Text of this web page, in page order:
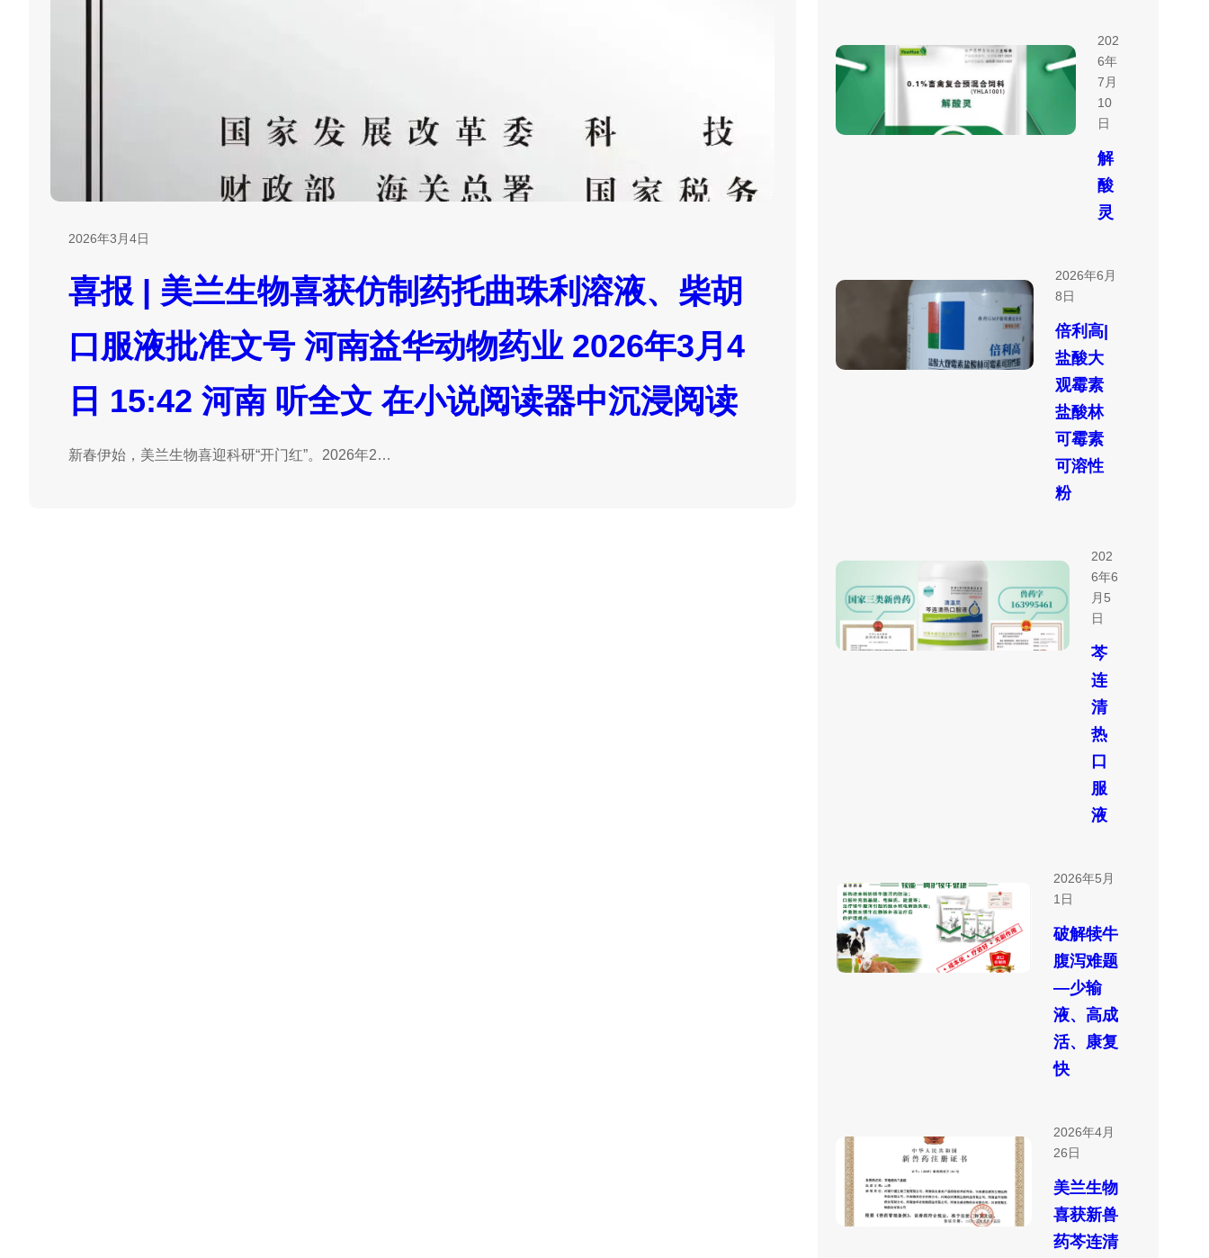
2026年3月4日
喜报 | 美兰生物喜获仿制药托曲珠利溶液、柴胡
口服液批准文号 河南益华动物药业 2026年3月4
日 15:42 河南 听全文 在小说阅读器中沉浸阅读
新春伊始，美兰生物喜迎科研“开门红”。2026年2…
202
6年
7月
10
日
解
酸
灵
2026年6月
8日
倍利高|
盐酸大
观霉素
盐酸林
可霉素
可溶性
粉
202
6年6
月5
日
芩
连
清
热
口
服
液
2026年5月
1日
破解犊牛
腹泻难题
—少输
液、高成
活、康复
快
2026年4月
26日
美兰生物
喜获新兽
药芩连清